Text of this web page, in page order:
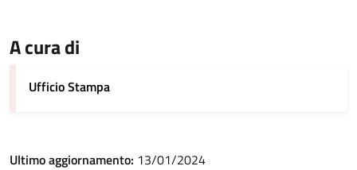
A cura di
Ufficio Stampa
Ultimo aggiornamento: 13/01/2024